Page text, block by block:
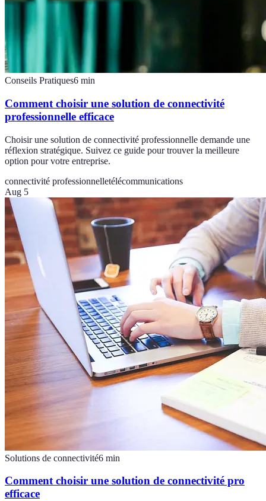
Conseils Pratiques6 min
Comment choisir une solution de connectivité
professionnelle efficace
Choisir une solution de connectivité professionnelle demande une
réflexion stratégique. Suivez ce guide pour trouver la meilleure
option pour votre entreprise.
connectivité professionnelletélécommunications
Aug 5
Solutions de connectivité6 min
Comment choisir une solution de connectivité pro
efficace